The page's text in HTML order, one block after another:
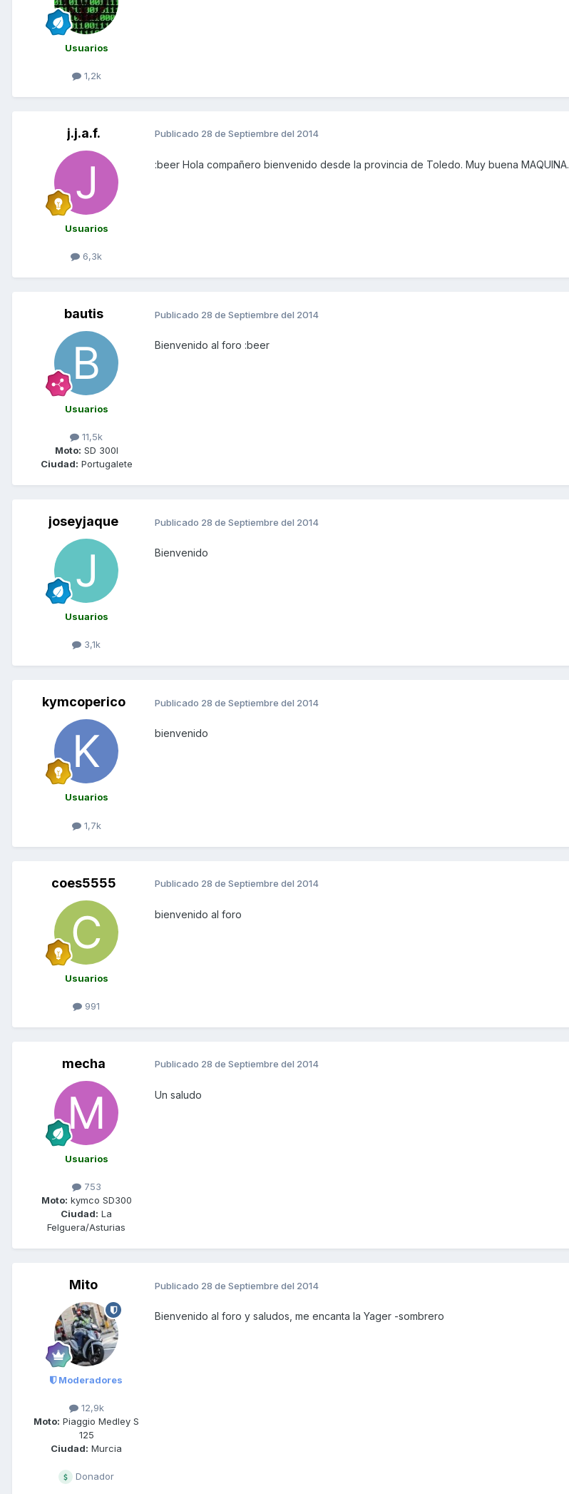
Usuarios
1,2k
j.j.a.f.
Usuarios
6,3k
Publicado 28 de Septiembre del 2014
:beer Hola compañero bienvenido desde la provincia de Toledo. Muy buena MAQUINA.
bautis
Usuarios
11,5k
Moto: SD 300I
Ciudad: Portugalete
Publicado 28 de Septiembre del 2014
Bienvenido al foro :beer
joseyjaque
Usuarios
3,1k
Publicado 28 de Septiembre del 2014
Bienvenido
kymcoperico
Usuarios
1,7k
Publicado 28 de Septiembre del 2014
bienvenido
coes5555
Usuarios
991
Publicado 28 de Septiembre del 2014
bienvenido al foro
mecha
Usuarios
753
Moto: kymco SD300
Ciudad: La
Felguera/Asturias
Publicado 28 de Septiembre del 2014
Un saludo
Mito
Moderadores
12,9k
Moto: Piaggio Medley S
125
Ciudad: Murcia
Donador
Publicado 28 de Septiembre del 2014
Bienvenido al foro y saludos, me encanta la Yager -sombrero